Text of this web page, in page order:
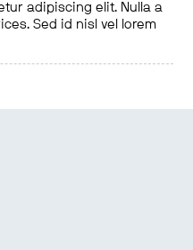
adipiscing elit. Nulla a
Sed id nisl vel lorem